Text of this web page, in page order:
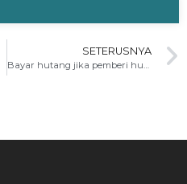
SETERUSNYA
Bayar hutang jika pemberi hutang sudah meninggal